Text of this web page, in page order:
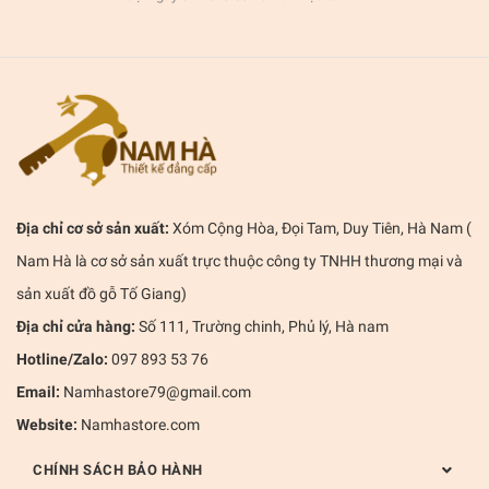
Địa chỉ cơ sở sản xuất: Xóm Cộng Hòa, Đọi Tam, Duy Tiên, Hà Nam (
Nam Hà là cơ sở sản xuất trực thuộc công ty TNHH thương mại và
sản xuất đồ gỗ Tố Giang)
Địa chỉ cửa hàng: Số 111, Trường chinh, Phủ lý, Hà nam
Hotline/Zalo: 097 893 53 76
Email: Namhastore79@gmail.com
Website: Namhastore.com
CHÍNH SÁCH BẢO HÀNH